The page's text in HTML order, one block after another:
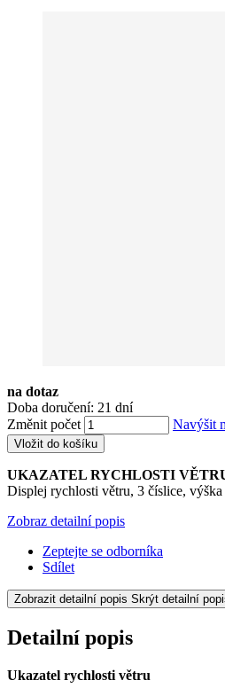
na dotaz
Doba doručení: 21 dní
Změnit počet
Navýšit
Vložit do košíku
UKAZATEL RYCHLOSTI
Displej rychlosti větru, 3 číslice,
Zobraz detailní popis
Zeptejte se odborníka
Sdílet
Zobrazit detailní popis Skrýt detailní
Detailní popis
Ukazatel rychlosti větru